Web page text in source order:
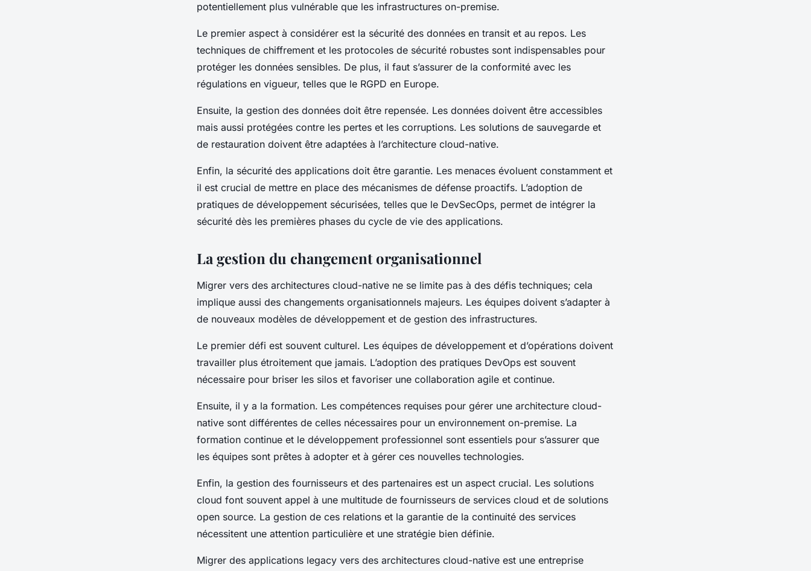
potentiellement plus vulnérable que les infrastructures on-premise.
Le premier aspect à considérer est la sécurité des données en transit et au repos. Les
techniques de chiffrement et les protocoles de sécurité robustes sont indispensables pour
protéger les données sensibles. De plus, il faut s’assurer de la conformité avec les
régulations en vigueur, telles que le RGPD en Europe.
Ensuite, la gestion des données doit être repensée. Les données doivent être accessibles
mais aussi protégées contre les pertes et les corruptions. Les solutions de sauvegarde et
de restauration doivent être adaptées à l’architecture cloud-native.
Enfin, la sécurité des applications doit être garantie. Les menaces évoluent constamment et
il est crucial de mettre en place des mécanismes de défense proactifs. L’adoption de
pratiques de développement sécurisées, telles que le DevSecOps, permet de intégrer la
sécurité dès les premières phases du cycle de vie des applications.
La gestion du changement organisationnel
Migrer vers des architectures cloud-native ne se limite pas à des défis techniques; cela
implique aussi des changements organisationnels majeurs. Les équipes doivent s’adapter à
de nouveaux modèles de développement et de gestion des infrastructures.
Le premier défi est souvent culturel. Les équipes de développement et d’opérations doivent
travailler plus étroitement que jamais. L’adoption des pratiques DevOps est souvent
nécessaire pour briser les silos et favoriser une collaboration agile et continue.
Ensuite, il y a la formation. Les compétences requises pour gérer une architecture cloud-
native sont différentes de celles nécessaires pour un environnement on-premise. La
formation continue et le développement professionnel sont essentiels pour s’assurer que
les équipes sont prêtes à adopter et à gérer ces nouvelles technologies.
Enfin, la gestion des fournisseurs et des partenaires est un aspect crucial. Les solutions
cloud font souvent appel à une multitude de fournisseurs de services cloud et de solutions
open source. La gestion de ces relations et la garantie de la continuité des services
nécessitent une attention particulière et une stratégie bien définie.
Migrer des applications legacy vers des architectures cloud-native est une entreprise